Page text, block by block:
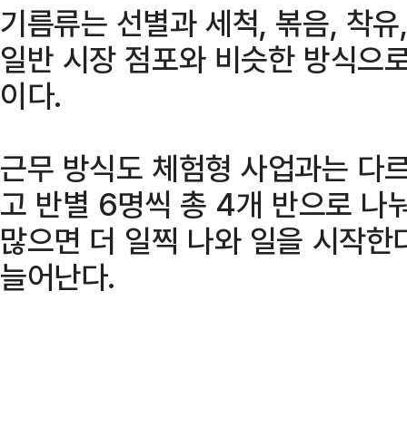
기름류는 선별과 세척, 볶음, 착
일반 시장 점포와 비슷한 방식으
이다.
근무 방식도 체험형 사업과는 다
고 반별 6명씩 총 4개 반으로 나
많으면 더 일찍 나와 일을 시작
늘어난다.